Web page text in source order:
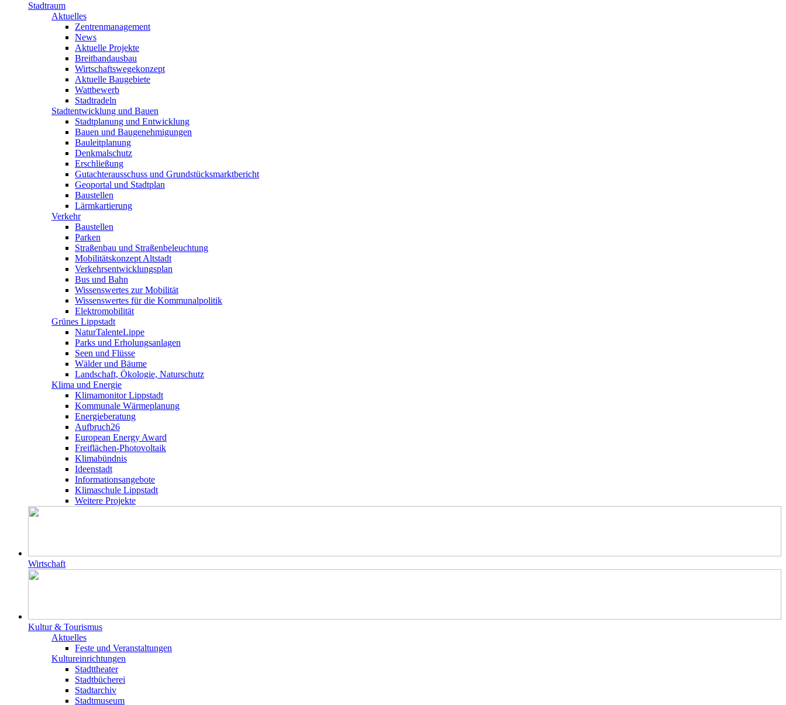
Stadtraum
Aktuelles
Zentrenmanagement
News
Aktuelle Projekte
Breitbandausbau
Wirtschaftswegekonzept
Aktuelle Baugebiete
Wattbewerb
Stadtradeln
Stadtentwicklung und Bauen
Stadtplanung und Entwicklung
Bauen und Baugenehmigungen
Bauleitplanung
Denkmalschutz
Erschließung
Gutachterausschuss und Grundstücksmarktbericht
Geoportal und Stadtplan
Baustellen
Lärmkartierung
Verkehr
Baustellen
Parken
Straßenbau und Straßenbeleuchtung
Mobilitätskonzept Altstadt
Verkehrsentwicklungsplan
Bus und Bahn
Wissenswertes zur Mobilität
Wissenswertes für die Kommunalpolitik
Elektromobilität
Grünes Lippstadt
NaturTalenteLippe
Parks und Erholungsanlagen
Seen und Flüsse
Wälder und Bäume
Landschaft, Ökologie, Naturschutz
Klima und Energie
Klimamonitor Lippstadt
Kommunale Wärmeplanung
Energieberatung
Aufbruch26
European Energy Award
Freiflächen-Photovoltaik
Klimabündnis
Ideenstadt
Informationsangebote
Klimaschule Lippstadt
Weitere Projekte
Wirtschaft
Kultur & Tourismus
Aktuelles
Feste und Veranstaltungen
Kultureinrichtungen
Stadttheater
Stadtbücherei
Stadtarchiv
Stadtmuseum